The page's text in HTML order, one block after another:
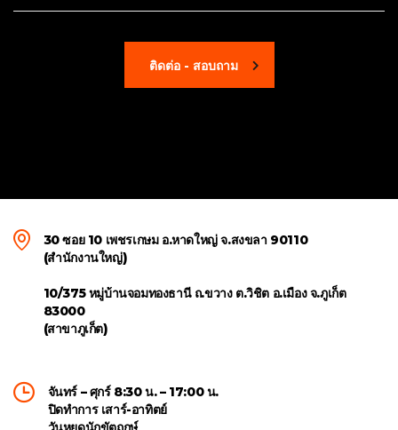
ติดต่อ - สอบถาม
30 ซอย 10 เพชรเกษม อ.หาดใหญ่ จ.สงขลา 90110
(สำนักงานใหญ่)
10/375 หมู่บ้านจอมทองธานี ถ.ขวาง ต.วิชิต อ.เมือง จ.ภูเก็ต
83000
(สาขาภูเก็ต)
จันทร์ – ศุกร์ 8:30 น. – 17:00 น.
ปิดทำการ เสาร์-อาทิตย์